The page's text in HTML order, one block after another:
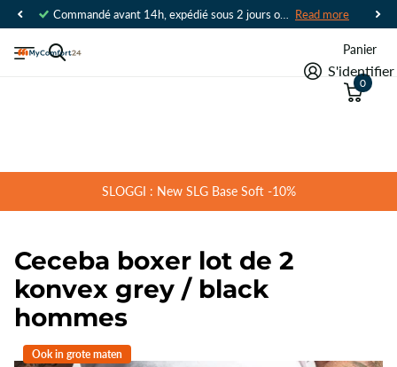
Read more
S'identifier
Panier
0
SLOGGI : New SLG Base Soft -10%
Ceceba boxer lot de 2
konvex grey / black
hommes
Ook in grote maten